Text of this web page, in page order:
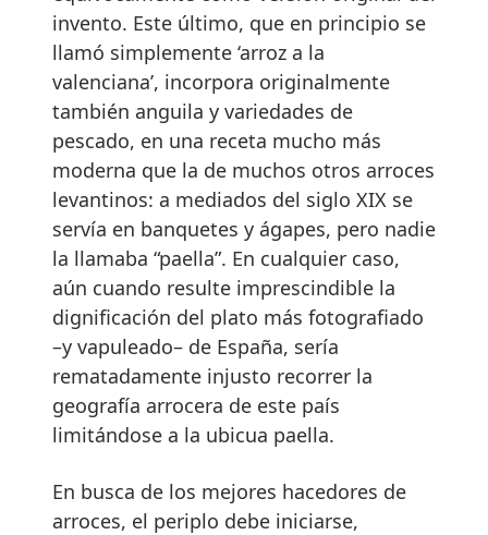
invento. Este último, que en principio se
llamó simplemente ‘arroz a la
valenciana’, incorpora originalmente
también anguila y variedades de
pescado, en una receta mucho más
moderna que la de muchos otros arroces
levantinos: a mediados del siglo XIX se
servía en banquetes y ágapes, pero nadie
la llamaba “paella”. En cualquier caso,
aún cuando resulte imprescindible la
dignificación del plato más fotografiado
–y vapuleado– de España, sería
rematadamente injusto recorrer la
geografía arrocera de este país
limitándose a la ubicua paella.
En busca de los mejores hacedores de
arroces, el periplo debe iniciarse,